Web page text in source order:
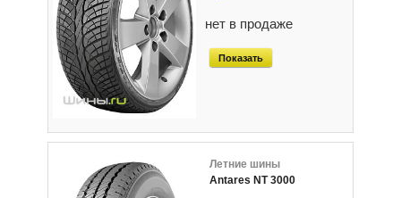
нет в продаже
Показать
Летние шины
Antares NT 3000